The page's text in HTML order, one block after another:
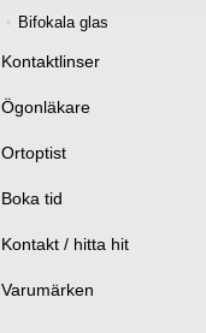
Bifokala glas
Kontaktlinser
Ögonläkare
Ortoptist
Boka tid
Kontakt / hitta hit
Varumärken